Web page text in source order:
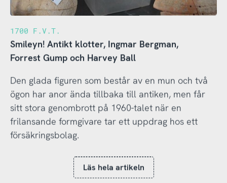
1700 F.V.T.
Smileyn! Antikt klotter, Ingmar Bergman,
Forrest Gump och Harvey Ball
Den glada figuren som består av en mun och två
ögon har anor ända tillbaka till antiken, men får
sitt stora genombrott på 1960-talet när en
frilansande formgivare tar ett uppdrag hos ett
försäkringsbolag.
Läs hela artikeln